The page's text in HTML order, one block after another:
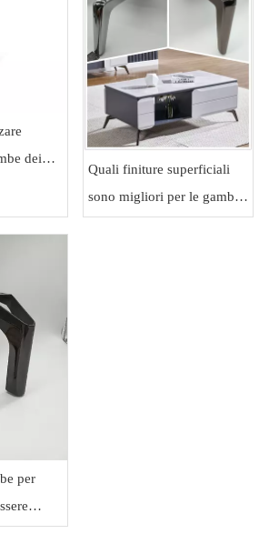
dei
Quali finiture superficiali
sono migliori per le gambe
per